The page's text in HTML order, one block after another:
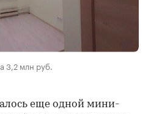
3,2 млн руб.
еще одной мини-